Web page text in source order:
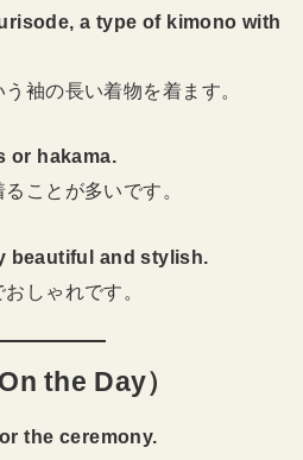
a type of kimono with
袖の長い着物を着ます。
or hakama.
ことが多いです。
beautiful and stylish.
しゃれです。
the Day）
the ceremony.